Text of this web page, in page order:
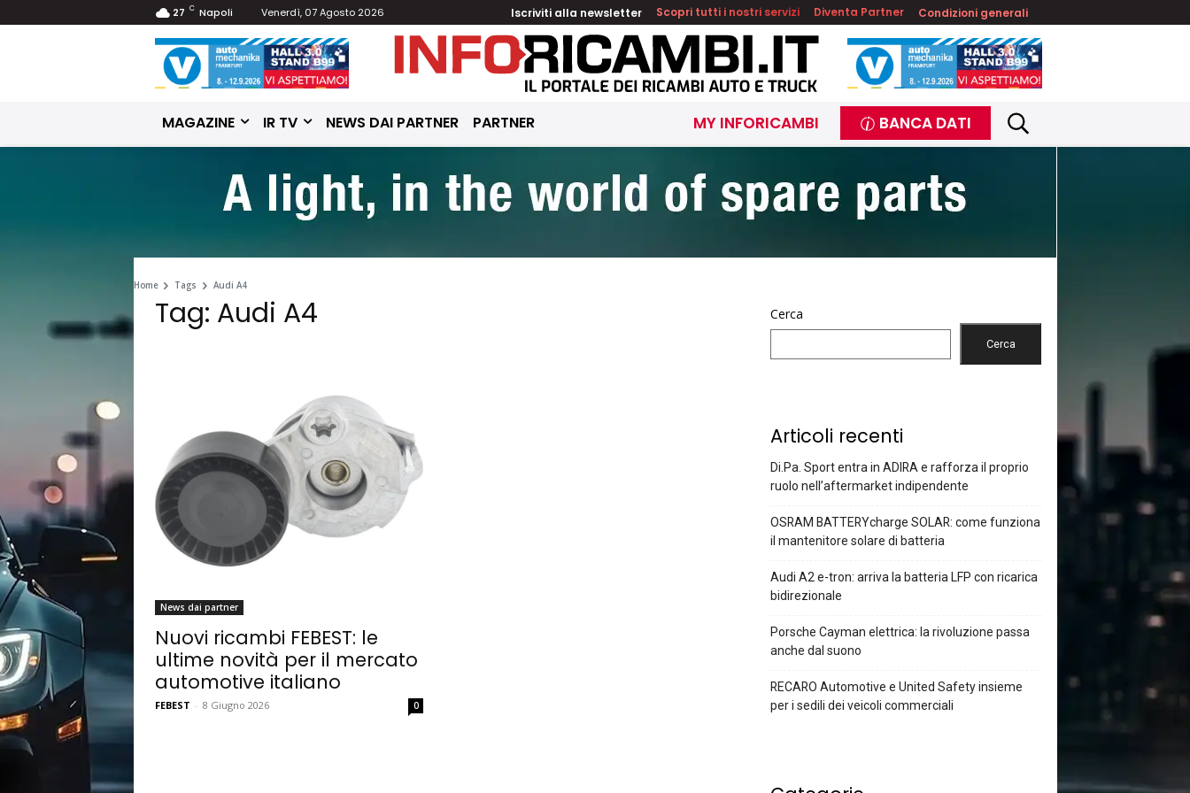
27 C Napoli Venerdì, 07 Agosto 2026 Iscriviti alla newsletter Scopri tutti i nostri servizi Diventa Partner Condizioni generali
MAGAZINE IR TV NEWS DAI PARTNER PARTNER MY INFORICAMBI BANCA DATI
Home Tags Audi A4
Tag: Audi A4
News dai partner
Nuovi ricambi FEBEST: le
ultime novità per il mercato
automotive italiano
FEBEST - 8 Giugno 2026 0
Cerca
Cerca
Articoli recenti
Di.Pa. Sport entra in ADIRA e rafforza il proprio
ruolo nell’aftermarket indipendente
OSRAM BATTERYcharge SOLAR: come funziona
il mantenitore solare di batteria
Audi A2 e-tron: arriva la batteria LFP con ricarica
bidirezionale
Porsche Cayman elettrica: la rivoluzione passa
anche dal suono
RECARO Automotive e United Safety insieme
per i sedili dei veicoli commerciali